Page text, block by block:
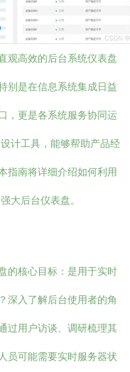
观高效的后台系统仪表盘
别是在信息系统集成日益
，更是各系统服务协同运
计工具，能够帮助产品经
指南将详细介绍如何利用
大后台仪表盘。
的核心目标：是用于实时
深入了解后台使用者的角
过用户访谈、调研梳理其
员可能需要实时服务器状